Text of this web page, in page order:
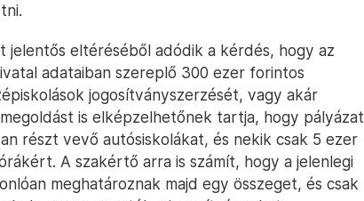
jelentős eltéréséből adódik a kérdés, hogy az
adataiban szereplő 300 ezer forintos
jogosítványszerzését, vagy akár
is elképzelhetőnek tartja, hogy pályázat
részt vevő autósiskolákat, és nekik csak 5 ezer
A szakértő arra is számít, hogy a jelenlegi
meghatároznak majd egy összeget, és csak